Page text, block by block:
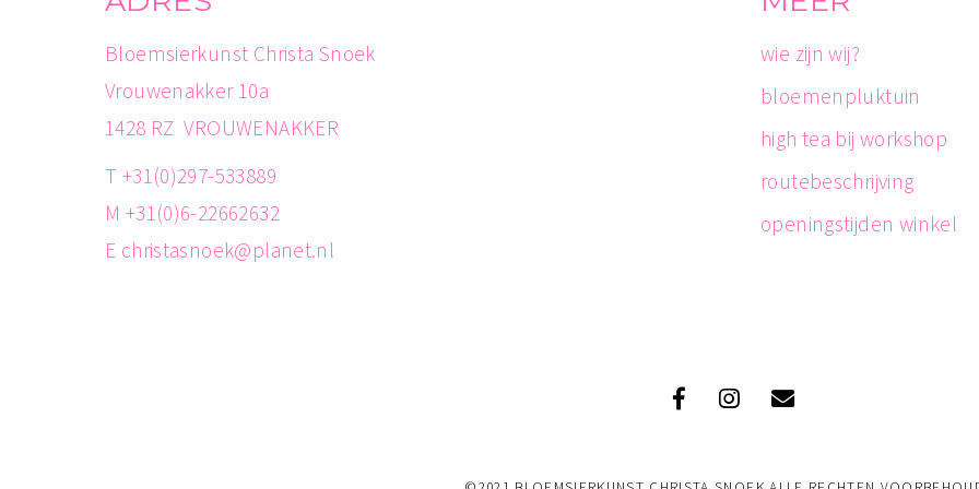
Bloemsierkunst Christa Snoek
Vrouwenakker 10a
1428 RZ VROUWENAKKER
T +31(0)297-533889
M +31(0)6-22662632
E christasnoek@planet.nl
wie zijn wij?
bloemenpluktuin
high tea bij workshop
routebeschrijving
openingstijden winkel